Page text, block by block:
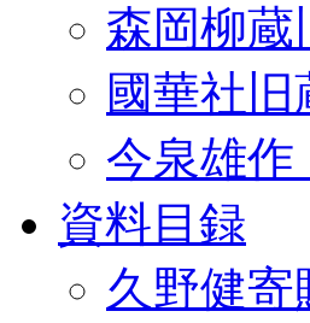
森岡柳蔵
國華社
今泉雄作
資料目録
久野健寄